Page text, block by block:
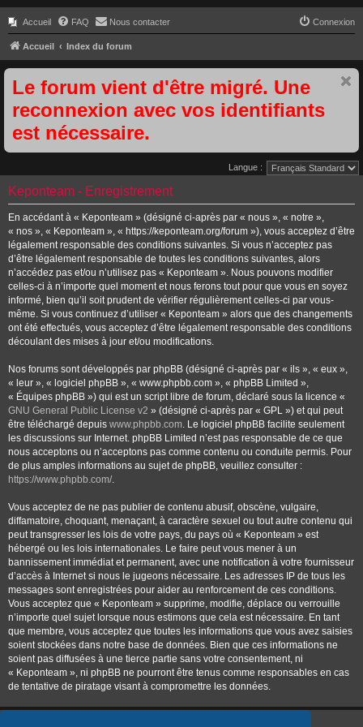
Accueil FAQ Nous contacter Connexion
Accueil Index du forum
Le forum vient d'être migré. Une
reconnexion avec vos identifiants
est nécessaire.
Langue :
Keponteam - Enregistrement
En accédant à « Keponteam » (désigné ci-après par « nous », « notre »,
« nos », « Keponteam », « https://keponteam.org/forum »), vous acceptez d’être
légalement responsable des conditions suivantes. Si vous n’acceptez pas
d’être légalement responsable de toutes les conditions suivantes, alors
n’accédez pas et/ou n’utilisez pas « Keponteam ». Nous pouvons modifier
celles-ci à n’importe quel moment et nous ferons tout pour que vous en soyez
informé, bien qu’il soit prudent de vérifier régulièrement celles-ci par vous-
même. Si vous continuez d’utiliser « Keponteam » alors que des changements
ont été effectués, vous acceptez d’être légalement responsable des conditions
découlant des mises à jour et/ou modifications.
Nos forums sont développés par phpBB (désigné ci-après par « ils », « eux »,
« leur », « logiciel phpBB », « www.phpbb.com », « phpBB Limited »,
« Équipes phpBB ») qui est un script libre de forum, déclaré sous la licence «
GNU General Public License v2 » (désigné ci-après par « GPL ») et qui peut
être téléchargé depuis www.phpbb.com. Le logiciel phpBB facilite seulement
les discussions sur Internet. phpBB Limited n’est pas responsable de ce que
nous acceptons ou n’acceptons pas comme contenu ou conduite permis. Pour
de plus amples informations au sujet de phpBB, veuillez consulter :
https://www.phpbb.com/.
Vous acceptez de ne pas publier de contenu abusif, obscène, vulgaire,
diffamatoire, choquant, menaçant, à caractère sexuel ou tout autre contenu qui
peut transgresser les lois de votre pays, du pays où « Keponteam » est
hébergé ou les lois internationales. Le faire peut vous mener à un
bannissement immédiat et permanent, avec une notification à votre fournisseur
d’accès à Internet si nous le jugeons nécessaire. Les adresses IP de tous les
messages sont enregistrées pour aider au renforcement de ces conditions.
Vous acceptez que « Keponteam » supprime, modifie, déplace ou verrouille
n’importe quel sujet lorsque nous estimons que cela est nécessaire. En tant
que membre, vous acceptez que toutes les informations que vous avez saisies
soient stockées dans notre base de données. Bien que ces informations ne
soient pas diffusées à une tierce partie sans votre consentement, ni
« Keponteam », ni phpBB ne pourront être tenus comme responsables en cas
de tentative de piratage visant à compromettre les données.